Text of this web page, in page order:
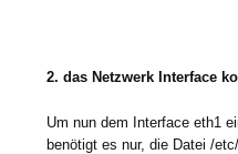
2. das Netzwerk Interface
Um nun dem Interface eth1
benötigt es nur, die Datei /